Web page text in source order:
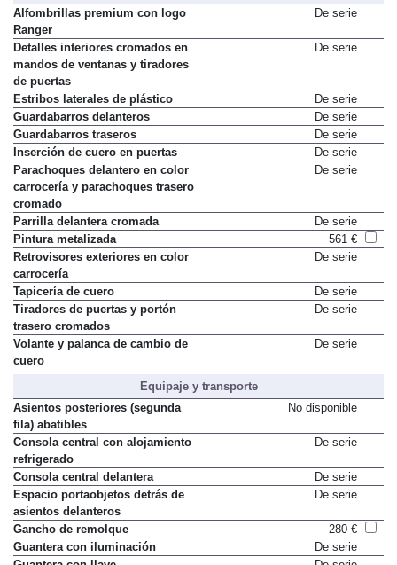
Alfombrillas premium con logo
Ranger
De serie
Detalles interiores cromados en
mandos de ventanas y tiradores
de puertas
De serie
Estribos laterales de plástico
De serie
Guardabarros delanteros
De serie
Guardabarros traseros
De serie
Inserción de cuero en puertas
De serie
Parachoques delantero en color
carrocería y parachoques trasero
cromado
De serie
Parrilla delantera cromada
De serie
Pintura metalizada
561 €
Retrovisores exteriores en color
carrocería
De serie
Tapicería de cuero
De serie
Tiradores de puertas y portón
trasero cromados
De serie
Volante y palanca de cambio de
cuero
De serie
Equipaje y transporte
Asientos posteriores (segunda
fila) abatibles
No disponible
Consola central con alojamiento
refrigerado
De serie
Consola central delantera
De serie
Espacio portaobjetos detrás de
asientos delanteros
De serie
Gancho de remolque
280 €
Guantera con iluminación
De serie